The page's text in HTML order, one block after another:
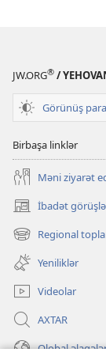
JW.ORG® /
Görünüş
Birbaşa linklər
Məni ziyarət
İbadət
(yeni
pəncərə
açılır)
Regional
(yeni
pəncərə
açılır)
Yeniliklər
Videolar
AXTAR
Qlobal